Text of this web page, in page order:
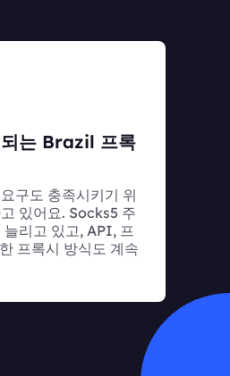
는 Brazil 프록
구도 충족시키기 위
있어요. Socks5 주
리고 있고, API, 프
프록시 방식도 계속